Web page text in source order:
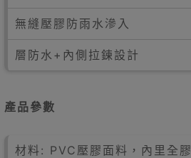
無縫壓膠防雨水滲入
層防水+內側拉鍊設計
產品參數
材料: PVC壓膠面料，內里全膠